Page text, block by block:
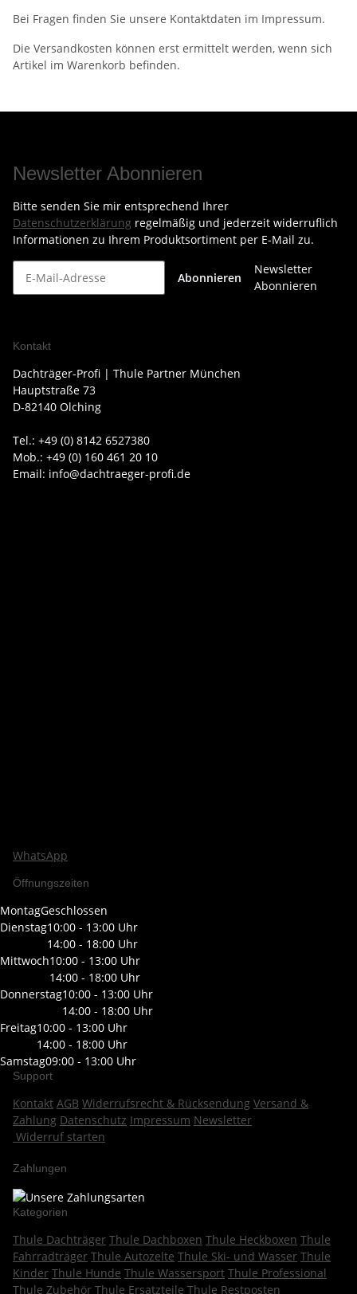
Bei Fragen finden Sie unsere Kontaktdaten im Impressum.
Die Versandkosten können erst ermittelt werden, wenn sich
Artikel im Warenkorb befinden.
Newsletter Abonnieren
Bitte senden Sie mir entsprechend Ihrer
Datenschutzerklärung regelmäßig und jederzeit widerruflich
Informationen zu Ihrem Produktsortiment per E-Mail zu.
Abonnieren
Newsletter
Abonnieren
Kontakt
Dachträger-Profi | Thule Partner München
Hauptstraße 73
D-82140 Olching
Tel.: +49 (0) 8142 6527380
Mob.: +49 (0) 160 461 20 10
Email: info@dachtraeger-profi.de
WhatsApp
Öffnungszeiten
MontagGeschlossen
Dienstag10:00 - 13:00 Uhr
14:00 - 18:00 Uhr
Mittwoch10:00 - 13:00 Uhr
14:00 - 18:00 Uhr
Donnerstag10:00 - 13:00 Uhr
14:00 - 18:00 Uhr
Freitag10:00 - 13:00 Uhr
14:00 - 18:00 Uhr
Samstag09:00 - 13:00 Uhr
Support
Kontakt AGB Widerrufsrecht & Rücksendung Versand &
Zahlung Datenschutz Impressum Newsletter
Widerruf starten
Zahlungen
Kategorien
Thule Dachträger Thule Dachboxen Thule Heckboxen Thule
Fahrradträger Thule Autozelte Thule Ski- und Wasser Thule
Kinder Thule Hunde Thule Wassersport Thule Professional
Thule Zubehör Thule Ersatzteile Thule Restposten